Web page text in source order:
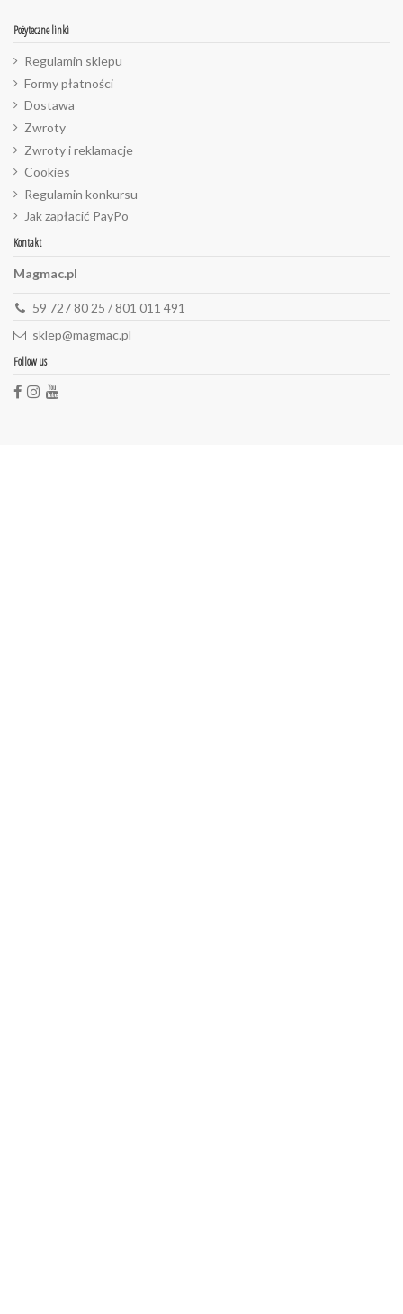
Pożyteczne linki
Regulamin sklepu
Formy płatności
Dostawa
Zwroty
Zwroty i reklamacje
Cookies
Regulamin konkursu
Jak zapłacić PayPo
Kontakt
Magmac.pl
59 727 80 25 / 801 011 491
sklep@magmac.pl
Follow us